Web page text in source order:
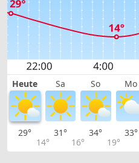
Heute Sa So Mo
29°
14°
31°
16°
34°
19°
33°